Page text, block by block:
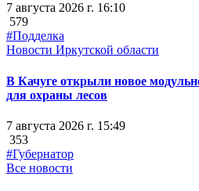
7 августа 2026 г. 16:10
579
#Подделка
Новости Иркутской области
В Качуге открыли новое
для охраны лесов
7 августа 2026 г. 15:49
353
#Губернатор
Все новости